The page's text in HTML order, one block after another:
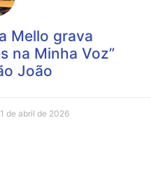
Mello grava
na Minha Voz”
João
de abril de 2026